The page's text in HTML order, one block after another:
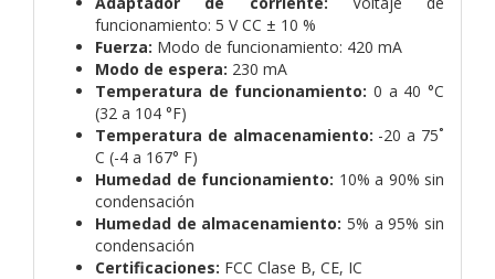
funcionamiento: 5 V CC ± 10 %
Fuerza: Modo de funcionamiento: 420 mA
Modo de espera: 230 mA
Temperatura de funcionamiento: 0 a 40 °C
(32 a 104 °F)
Temperatura de almacenamiento: -20 a 75˚
C (-4 a 167° F)
Humedad de funcionamiento: 10% a 90% sin
condensación
Humedad de almacenamiento: 5% a 95% sin
condensación
Certificaciones: FCC Clase B, CE, IC